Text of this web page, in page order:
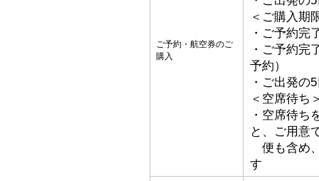
ご予約・航空券のご
購入
＜ご購入期
・ご予約完
・ご予約完
予約）
・ご出発の
＜空席待ち
・空席待ち
と、ご用意
便も含め
す